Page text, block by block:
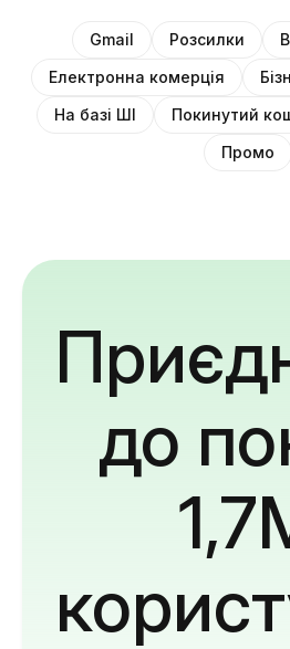
Gmail Розсилки
Електронна комерція
На базі ШІ
Покинутий
Промо
до